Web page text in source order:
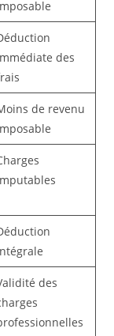
des
de revenu
des